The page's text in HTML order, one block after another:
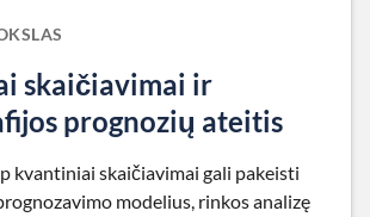
skaičiavimai ir
prognozių ateitis
kvantiniai skaičiavimai gali pakeisti
modelius, rinkos analizę